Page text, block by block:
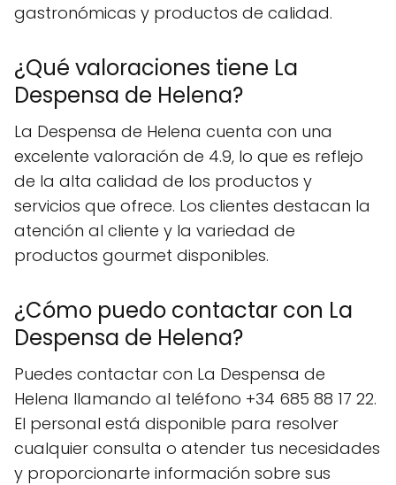
gastronómicas y productos de calidad.
¿Qué valoraciones tiene La
Despensa de Helena?
La Despensa de Helena cuenta con una
excelente valoración de 4.9, lo que es reflejo
de la alta calidad de los productos y
servicios que ofrece. Los clientes destacan la
atención al cliente y la variedad de
productos gourmet disponibles.
¿Cómo puedo contactar con La
Despensa de Helena?
Puedes contactar con La Despensa de
Helena llamando al teléfono +34 685 88 17 22.
El personal está disponible para resolver
cualquier consulta o atender tus necesidades
y proporcionarte información sobre sus